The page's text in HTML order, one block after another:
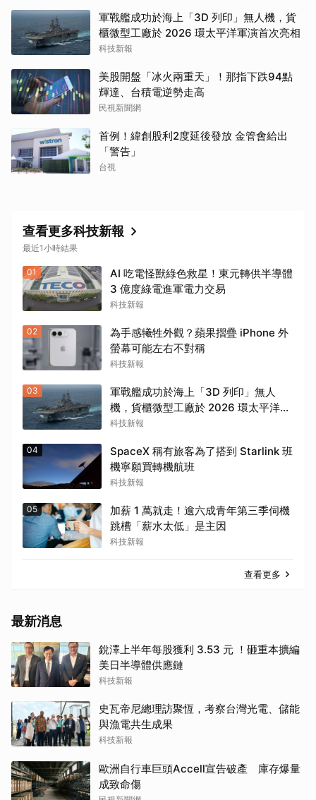
軍戰艦成功於海上「3D 列印」無人機，貨
櫃微型工廠於 2026 環太平洋軍演首次亮相
科技新報
美股開盤「冰火兩重天」！那指下跌94點
輝達、台積電逆勢走高
民視新聞網
首例！緯創股利2度延後發放 金管會給出
「警告」
台視
查看更多科技新報
最近1小時結果
01
AI 吃電怪獸綠色救星！東元轉供半導體
3 億度綠電進軍電力交易
科技新報
02
為手感犧牲外觀？蘋果摺疊 iPhone 外
螢幕可能左右不對稱
科技新報
03
軍戰艦成功於海上「3D 列印」無人
機，貨櫃微型工廠於 2026 環太平洋軍
演首次亮相
科技新報
04
SpaceX 稱有旅客為了搭到 Starlink 班
機寧願買轉機航班
科技新報
05
加薪 1 萬就走！逾六成青年第三季伺機
跳槽「薪水太低」是主因
科技新報
查看更多
最新消息
銳澤上半年每股獲利 3.53 元 ！砸重本擴編
美日半導體供應鏈
科技新報
史瓦帝尼總理訪聚恆，考察台灣光電、儲能
與漁電共生成果
科技新報
歐洲自行車巨頭Accell宣告破產 庫存爆量
成致命傷